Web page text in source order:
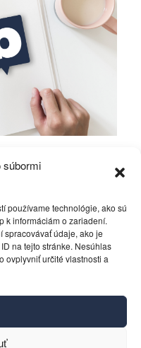
súbormi
používame technológie, ako sú
k informáciám o zariadení.
spracovávať údaje, ako je
na tejto stránke. Nesúhlas
ovplyvniť určité vlastnosti a